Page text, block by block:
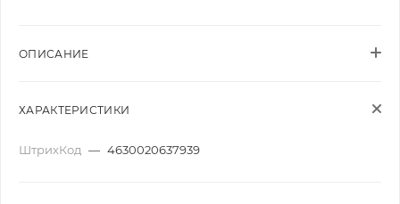
ОПИСАНИЕ
ХАРАКТЕРИСТИКИ
ШтрихКод — 4630020637939